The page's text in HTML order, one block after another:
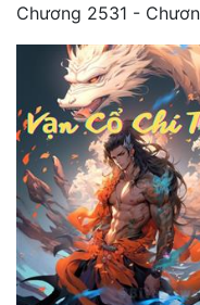
Đông Phương Huyền Huyễn
Đồng Nhân
Cẩu Đạo Trường Sinh
Ngự Thú
Truyện Nam
Truyện Nữ